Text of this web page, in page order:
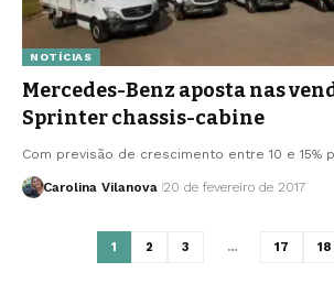
NOTÍCIAS
Mercedes-Benz aposta nas
Sprinter chassis-cabine
Com previsão de crescimento entre 10 e 15%
Carolina Vilanova 20 de fevereiro de 2017
1 2 3 … 17 18